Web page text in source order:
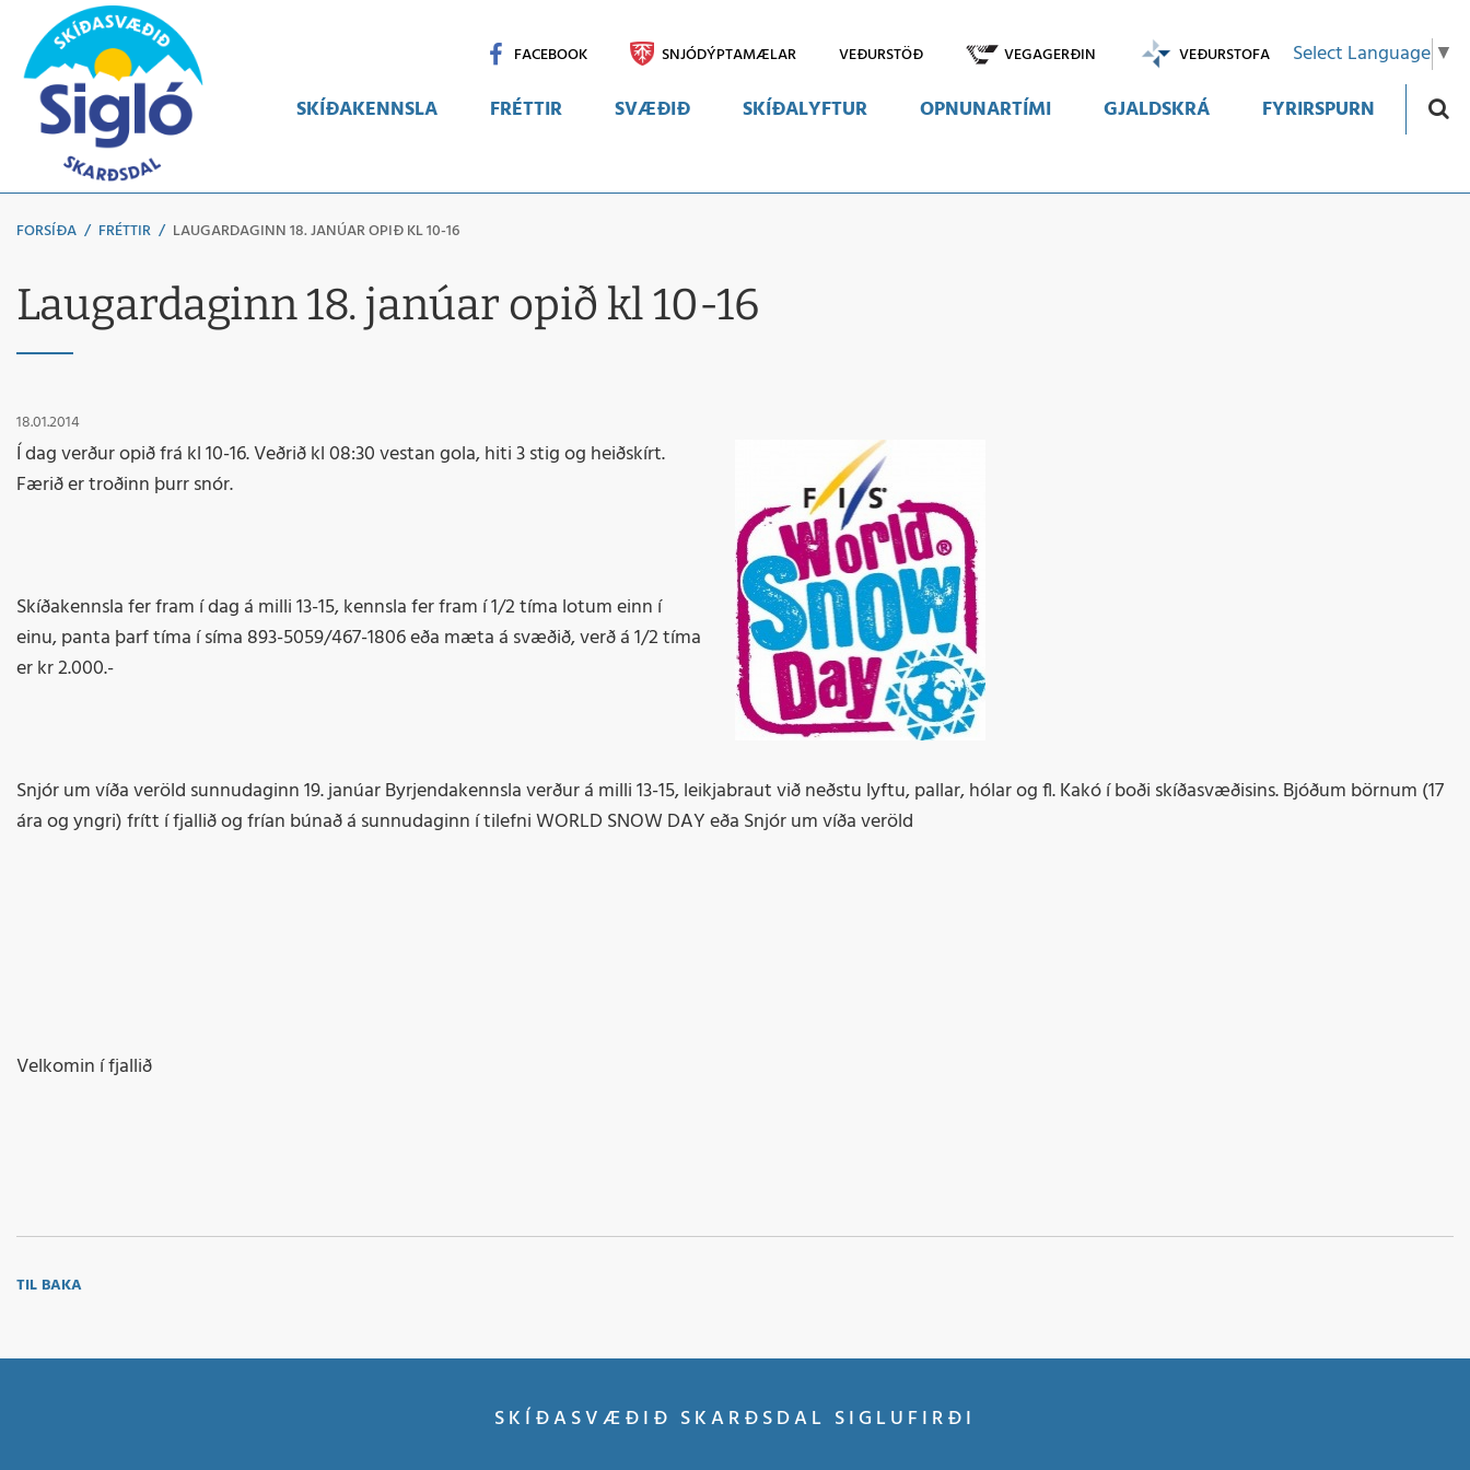
Select Language ▼
FACEBOOK SNJÓDÝPTAMÆLAR VEÐURSTÖÐ VEGAGERÐIN VEÐURSTOFA
SKÍÐAKENNSLA FRÉTTIR SVÆÐIÐ
Svæðið
Vefmyndavélar
SKÍÐALYFTUR OPNUNARTÍMI GJALDSKRÁ FYRIRSPURN
Leita
FORSÍÐA / FRÉTTIR / LAUGARDAGINN 18. JANÚAR OPIÐ KL 10-16
Laugardaginn 18. janúar opið kl 10-16
18.01.2014
Í dag verður opið frá kl 10-16. Veðrið kl 08:30 vestan gola, hiti 3 stig og heiðskírt.
Færið er troðinn þurr snór.
Skíðakennsla fer fram í dag á milli 13-15, kennsla fer fram í 1/2 tíma lotum einn í
einu, panta þarf tíma í síma 893-5059/467-1806 eða mæta á svæðið, verð á 1/2 tíma
er kr 2.000.-
Snjór um víða veröld sunnudaginn 19. janúar Byrjendakennsla verður á milli 13-15, leikjabraut við neðstu lyftu, pallar, hólar og fl. Kakó í boði skíðasvæðisins. Bjóðum börnum (17
ára og yngri) frítt í fjallið og frían búnað á sunnudaginn í tilefni WORLD SNOW DAY eða Snjór um víða veröld
Velkomin í fjallið
TIL BAKA
SKÍÐASVÆÐIÐ SKARÐSDAL SIGLUFIRÐI